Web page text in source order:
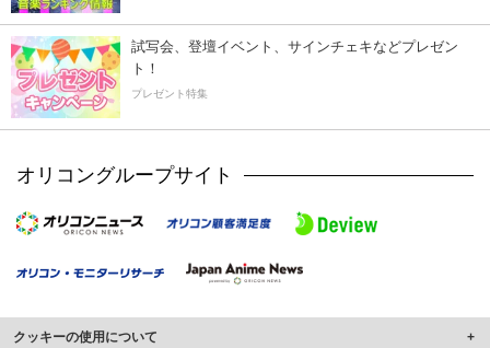
試写会、登壇イベント、サインチェキなどプレゼン
ト！
プレゼント特集
オリコングループサイト
クッキーの使用について